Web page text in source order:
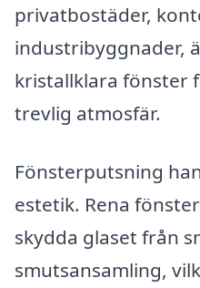
privatbostäder,
industribyggnader,
kristallklara fönster
trevlig atmosfär.
Fönsterputsning
estetik. Rena
skydda glaset från
smutsansamling,